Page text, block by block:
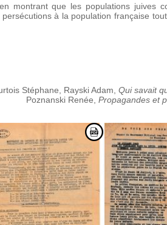
montrant que les populations juives
à la population française
Stéphane, Rayski Adam, Qui savait
Poznanski Renée, Propagandes et